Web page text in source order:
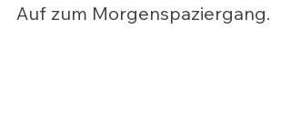
Auf zum Morgenspaziergang.